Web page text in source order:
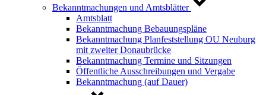
Bekanntmachungen und Amtsblätter
Amtsblatt
Bekanntmachung Bebauungspläne
Bekanntmachung Planfeststellung OU Neuburg
mit zweiter Donaubrücke
Bekanntmachung Termine und Sitzungen
Öffentliche Ausschreibungen und Vergabe
Bekanntmachung (auf Dauer)